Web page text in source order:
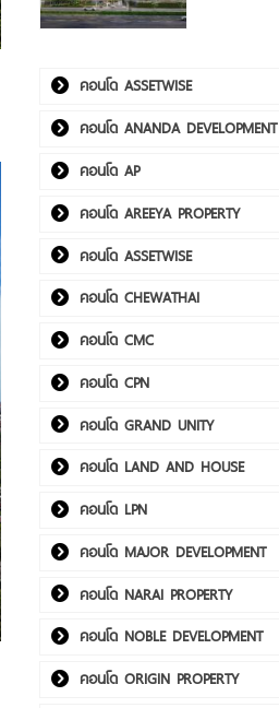
คอนโด ASSETWISE
คอนโด ANANDA DEVELOPMENT
คอนโด AP
คอนโด AREEYA PROPERTY
คอนโด ASSETWISE
คอนโด CHEWATHAI
คอนโด CMC
คอนโด CPN
คอนโด GRAND UNITY
คอนโด LAND AND HOUSE
คอนโด LPN
คอนโด MAJOR DEVELOPMENT
คอนโด NARAI PROPERTY
คอนโด NOBLE DEVELOPMENT
คอนโด ORIGIN PROPERTY